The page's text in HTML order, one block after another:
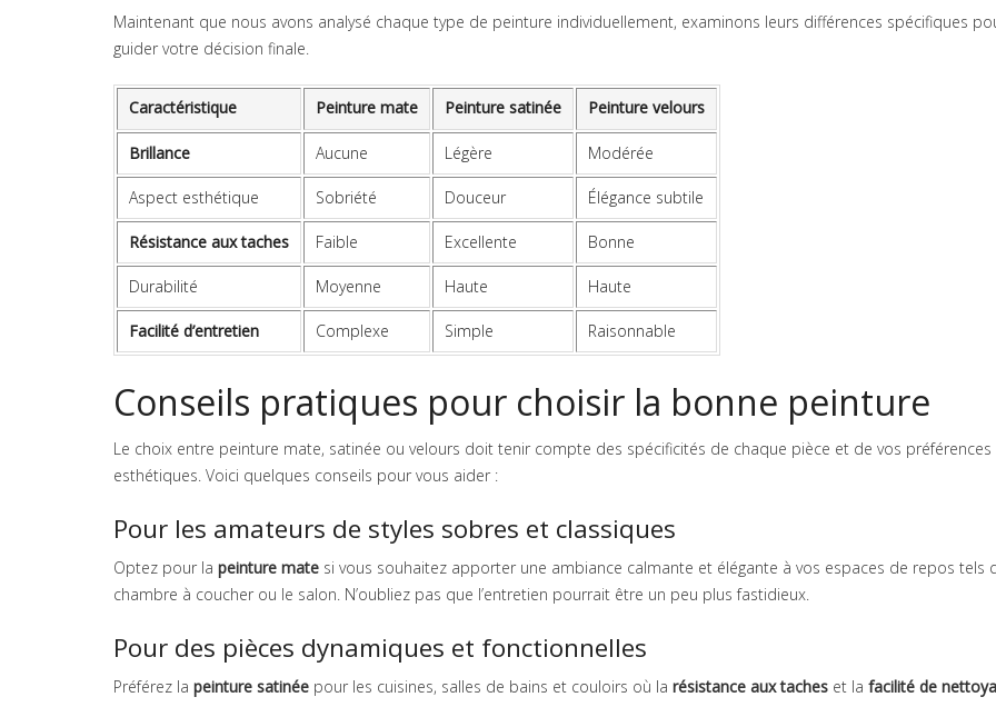
Maintenant que nous avons analysé chaque type de peinture individuellement, examinons leurs différences spécifiques
guider votre décision finale.
Caractéristique Peinture mate Peinture satinée Peinture velours
Brillance Aucune Légère Modérée
Aspect esthétique Sobriété Douceur Élégance subtile
Résistance aux taches Faible Excellente Bonne
Durabilité Moyenne Haute Haute
Facilité d’entretien Complexe Simple Raisonnable
Conseils pratiques pour choisir la bonne peinture
Le choix entre peinture mate, satinée ou velours doit tenir compte des spécificités de chaque pièce et de vos préférences
esthétiques. Voici quelques conseils pour vous aider :
Pour les amateurs de styles sobres et classiques
Optez pour la peinture mate si vous souhaitez apporter une ambiance calmante et élégante à vos espaces de repos tels
chambre à coucher ou le salon. N’oubliez pas que l’entretien pourrait être un peu plus fastidieux.
Pour des pièces dynamiques et fonctionnelles
Préférez la peinture satinée pour les cuisines, salles de bains et couloirs où la résistance aux taches et la facilité de